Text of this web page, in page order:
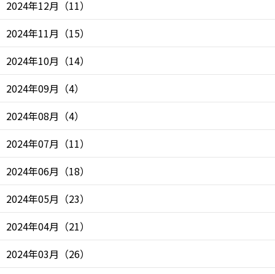
2024年12月 （11）
2024年11月 （15）
2024年10月 （14）
2024年09月 （4）
2024年08月 （4）
2024年07月 （11）
2024年06月 （18）
2024年05月 （23）
2024年04月 （21）
2024年03月 （26）